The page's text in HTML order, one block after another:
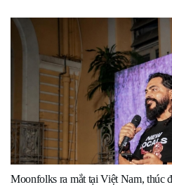
Moonfolks ra mắt tại Việt Nam, thúc